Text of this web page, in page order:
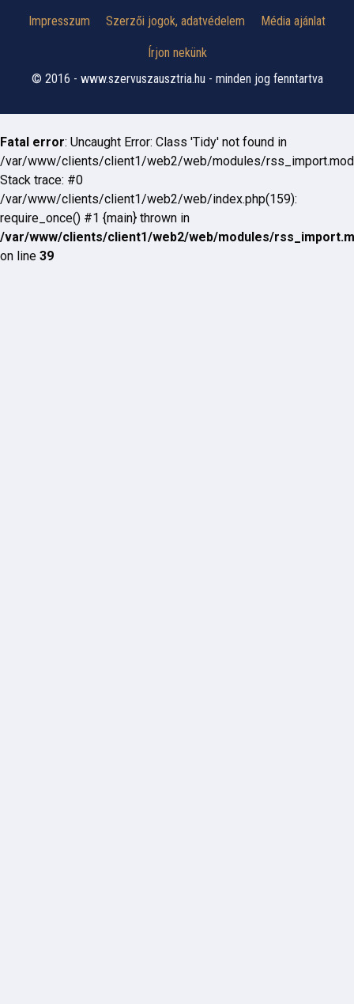
Impresszum Szerzői jogok, adatvédelem Média ajánlat
Írjon nekünk
© 2016 - www.szervuszausztria.hu - minden jog fenntartva
Fatal error: Uncaught Error: Class 'Tidy' not found in
/var/www/clients/client1/web2/web/modules/
Stack trace: #0
/var/www/clients/client1/web2/web/index.php(159):
require_once() #1 {main} thrown in
/var/www/clients/client1/web2/web/modules/
on line 39